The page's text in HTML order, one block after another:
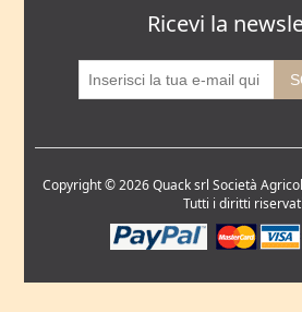
Ricevi la
Copyright © 2026 Quack srl Società
Tutti i diritti riservati